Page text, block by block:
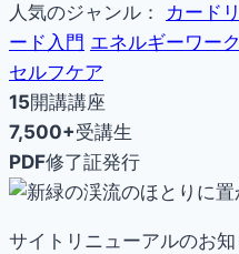
人気のジャンル： カード
ード入門 エネルギーワーク
セルフケア
15開講講座
7,500+受講生
PDF修了証発行
サイトリニューアルのお